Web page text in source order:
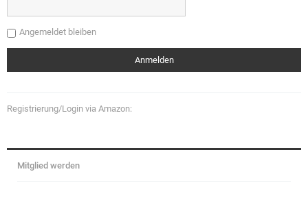
Angemeldet bleiben
Registrierung/Login via Amazon:
Mitglied werden